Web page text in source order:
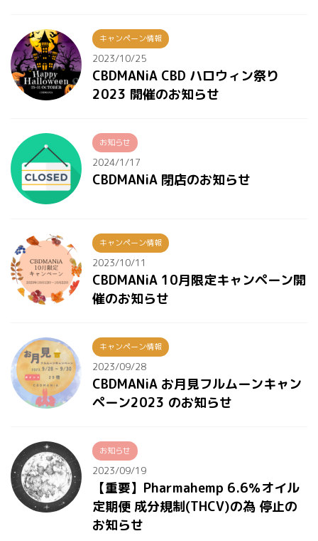
キャンペーン情報
2023/10/25
CBDMANiA CBD ハロウィン祭り
2023 開催のお知らせ
お知らせ
2024/1/17
CBDMANiA 閉店のお知らせ
キャンペーン情報
2023/10/11
CBDMANiA 10月限定キャンペーン開
催のお知らせ
キャンペーン情報
2023/09/28
CBDMANiA お月見フルムーンキャン
ペーン2023 のお知らせ
お知らせ
2023/09/19
【重要】Pharmahemp 6.6％オイル
定期便 成分規制(THCV)の為 停止の
お知らせ